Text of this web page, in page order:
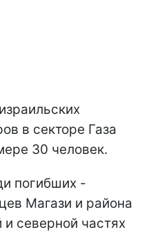
в секторе Газа
30 человек.
погибших -
Магази и района
и северной частях